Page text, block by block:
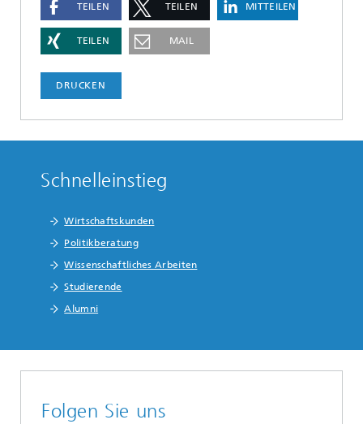
TEILEN TEILEN MITTEILEN
TEILEN MAIL
DRUCKEN
Schnelleinstieg
Wirtschaftskunden
Politikberatung
Wissenschaftliches Arbeiten
Studierende
Alumni
Folgen Sie uns